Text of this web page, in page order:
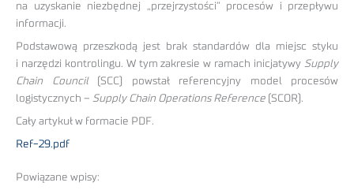
na uzyskanie niezbędnej „przejrzystości” procesów i przepływu
informacji.
Podstawową przeszkodą jest brak standardów dla miejsc styku
i narzędzi kontrolingu. W tym zakresie w ramach inicjatywy Supply
Chain Council(SCC) powstał referencyjny model procesów
logistycznych – Supply Chain Operations Reference (SCOR).
Cały artykuł w formacie PDF.
Ref-29.pdf
Powiązane wpisy: